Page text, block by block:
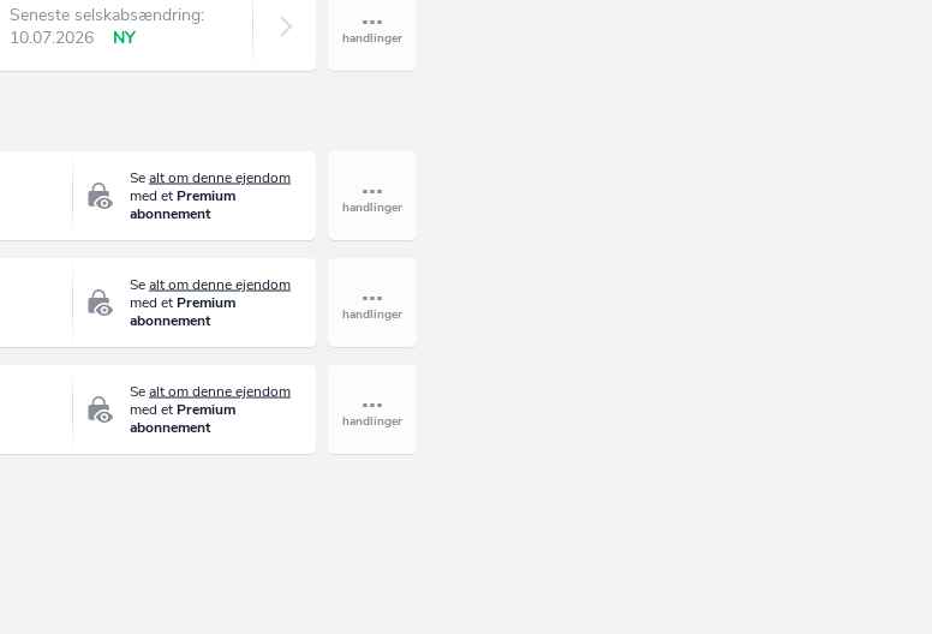
Seneste selskabsændring:
10.07.2026
NY
Sealt om denne ejendom
med et Premium
abonnement
Sealt om denne ejendom
med et Premium
abonnement
Sealt om denne ejendom
med et Premium
abonnement